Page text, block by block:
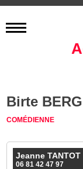
Birte BERG
COMÉDIENNE
Jeanne TANTOT
06 81 42 47 97